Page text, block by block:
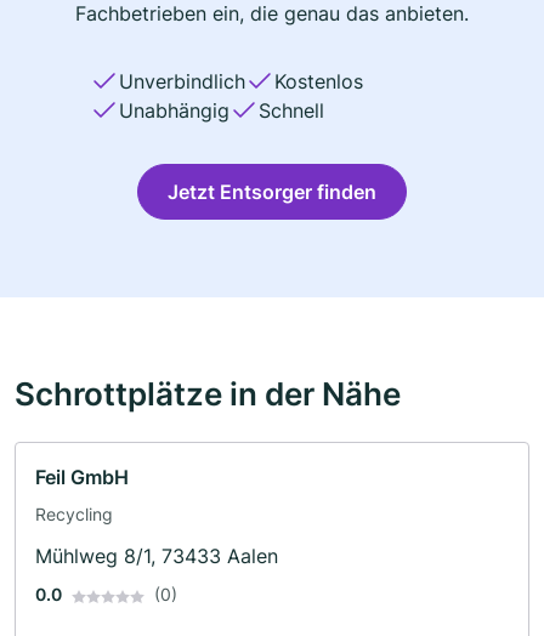
Fachbetrieben ein, die genau das anbieten.
Unverbindlich
Kostenlos
Unabhängig
Schnell
Jetzt Entsorger finden
Schrottplätze in der Nähe
Feil GmbH
Recycling
Mühlweg 8/1, 73433 Aalen
0.0 (0)